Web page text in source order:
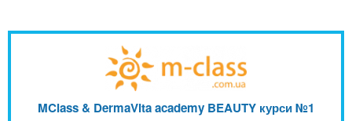
MClass & DermaVita academy BEAUTY курси №1